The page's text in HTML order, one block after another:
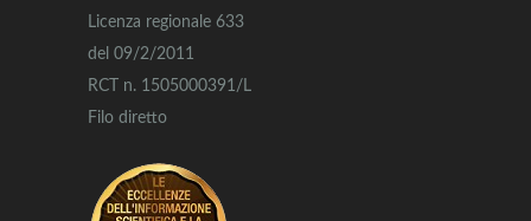
Licenza regionale 633
del 09/2/2011
RCT n. 1505000391/L
Filo diretto